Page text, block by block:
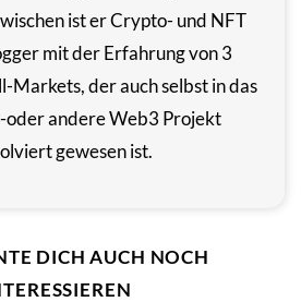
ist er Crypto- und NFT
mit der Erfahrung von 3
Markets, der auch selbst in das
oder andere Web3 Projekt
gewesen ist.
DICH AUCH NOCH